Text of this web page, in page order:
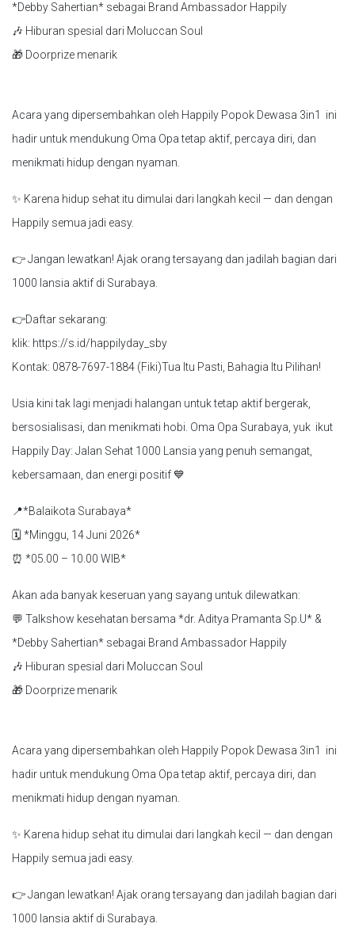
*Debby Sahertian* sebagai Brand Ambassador Happily
🎶 Hiburan spesial dari Moluccan Soul
🎁 Doorprize menarik
Acara yang dipersembahkan oleh Happily Popok Dewasa 3in1 ini
hadir untuk mendukung Oma Opa tetap aktif, percaya diri, dan
menikmati hidup dengan nyaman.
✨ Karena hidup sehat itu dimulai dari langkah kecil — dan dengan
Happily semua jadi easy.
👉 Jangan lewatkan! Ajak orang tersayang dan jadilah bagian dari
1000 lansia aktif di Surabaya.
👉Daftar sekarang:
klik: https://s.id/happilyday_sby
Kontak: 0878-7697-1884 (Fiki)Tua Itu Pasti, Bahagia Itu Pilihan!
Usia kini tak lagi menjadi halangan untuk tetap aktif bergerak,
bersosialisasi, dan menikmati hobi. Oma Opa Surabaya, yuk ikut
Happily Day: Jalan Sehat 1000 Lansia yang penuh semangat,
kebersamaan, dan energi positif 💙
📍*Balaikota Surabaya*
🗓 *Minggu, 14 Juni 2026*
⏰ *05.00 – 10.00 WIB*
Akan ada banyak keseruan yang sayang untuk dilewatkan:
💬 Talkshow kesehatan bersama *dr. Aditya Pramanta Sp.U* &
*Debby Sahertian* sebagai Brand Ambassador Happily
🎶 Hiburan spesial dari Moluccan Soul
🎁 Doorprize menarik
Acara yang dipersembahkan oleh Happily Popok Dewasa 3in1 ini
hadir untuk mendukung Oma Opa tetap aktif, percaya diri, dan
menikmati hidup dengan nyaman.
✨ Karena hidup sehat itu dimulai dari langkah kecil — dan dengan
Happily semua jadi easy.
👉 Jangan lewatkan! Ajak orang tersayang dan jadilah bagian dari
1000 lansia aktif di Surabaya.